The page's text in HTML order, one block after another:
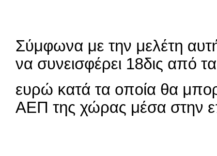
Σύμφωνα με την μελέτη
να συνεισφέρει 18δις από
ευρώ κατά τα οποία θα
ΑΕΠ της χώρας μέσα στην